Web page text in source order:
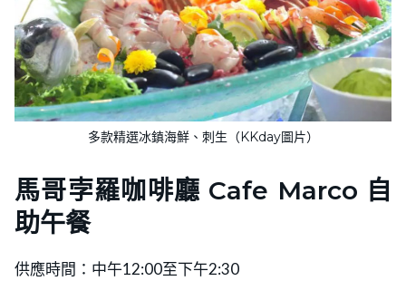
多款精選冰鎮海鮮、刺生（KKday圖片）
馬哥孛羅咖啡廳 Cafe Marco 自
助午餐
供應時間：中午12:00至下午2:30